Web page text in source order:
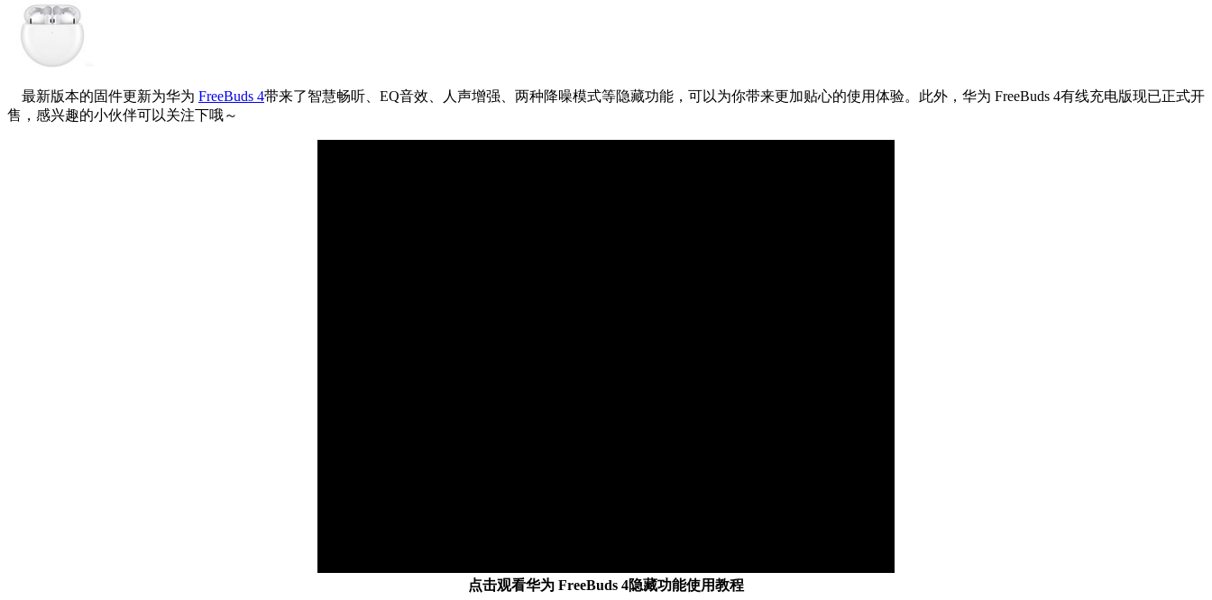
最新版本的固件更新为华为 FreeBuds 4带来了智慧畅听、EQ音效、人声增强、两种降噪模式等隐藏功能，可以为你带来更加贴心的使用体验。此外，华为 FreeBuds 4有线充电版现已正式开
售，感兴趣的小伙伴可以关注下哦～
点击观看华为 FreeBuds 4隐藏功能使用教程